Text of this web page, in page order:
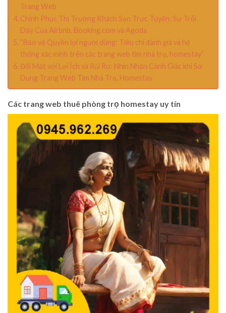
Trang Web
Chinh Phục Thị Trường Khách Sạn Trực Tuyến: Sự Trỗi
Dậy Của Airbnb, Booking.com và Agoda
“Bảo vệ Quyền lợi người dùng: Tiêu chí đánh giá và hệ
thống xác minh trên các trang web tìm nhà trọ, homestay”
Đối Mặt với Lợi Ích và Rủi Ro: Nhìn Nhận Cảnh Giác khi Sử
Dụng Trang Web Tìm Nhà Trọ, Homestay
Các trang web thuê phòng trọ homestay uy tín